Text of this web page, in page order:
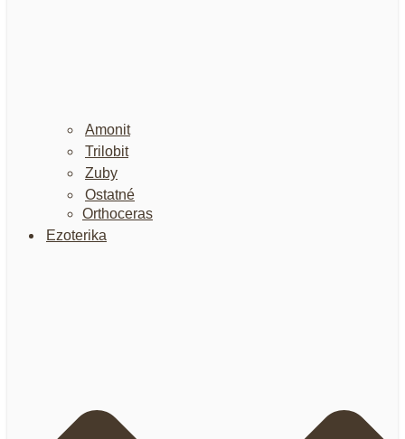
Amonit
Trilobit
Zuby
Ostatné
Orthoceras
Ezoterika